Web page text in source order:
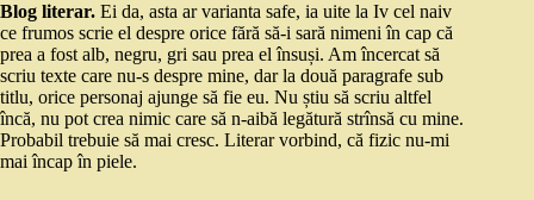
Blog literar. Ei da, asta ar varianta safe, ia uite la Iv cel naiv
ce frumos scrie el despre orice fără să-i sară nimeni în cap că
prea a fost alb, negru, gri sau prea el însuși. Am încercat să
scriu texte care nu-s despre mine, dar la două paragrafe sub
titlu, orice personaj ajunge să fie eu. Nu știu să scriu altfel
încă, nu pot crea nimic care să n-aibă legătură strînsă cu mine.
Probabil trebuie să mai cresc. Literar vorbind, că fizic nu-mi
mai încap în piele.